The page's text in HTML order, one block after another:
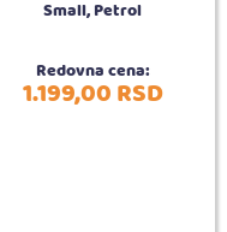
Small, Petrol
Redovna cena:
1.199,00RSD